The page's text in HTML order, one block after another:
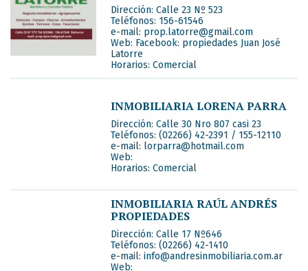
Dirección: Calle 23 Nº 523
Teléfonos: 156-61546
e-mail: prop.latorre@gmail.com
Web: Facebook: propiedades Juan José
Latorre
Horarios: Comercial
INMOBILIARIA LORENA PARRA
Dirección: Calle 30 Nro 807 casi 23
Teléfonos: (02266) 42-2391 / 155-12110
e-mail: lorparra@hotmail.com
Web:
Horarios: Comercial
INMOBILIARIA RAÚL ANDRÉS
PROPIEDADES
Dirección: Calle 17 Nº646
Teléfonos: (02266) 42-1410
e-mail: info@andresinmobiliaria.com.ar
Web: